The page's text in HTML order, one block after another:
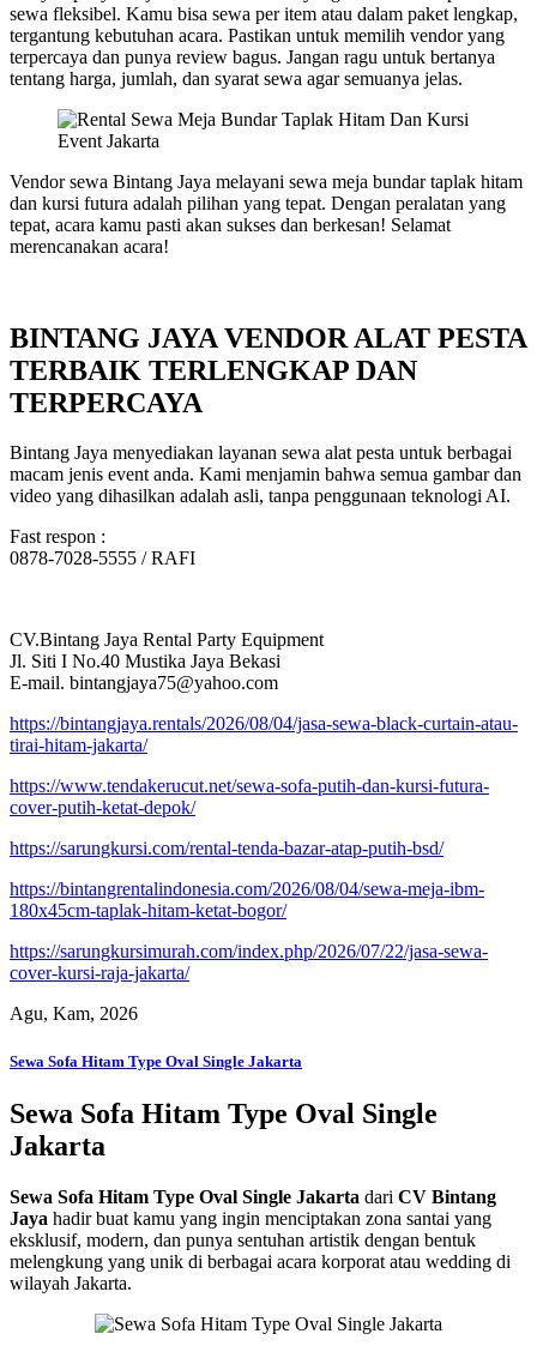
sewa fleksibel. Kamu bisa sewa per item atau dalam paket lengkap,
tergantung kebutuhan acara. Pastikan untuk memilih vendor yang
terpercaya dan punya review bagus. Jangan ragu untuk bertanya
tentang harga, jumlah, dan syarat sewa agar semuanya jelas.
Vendor sewa Bintang Jaya melayani sewa meja bundar taplak hitam
dan kursi futura adalah pilihan yang tepat. Dengan peralatan yang
tepat, acara kamu pasti akan sukses dan berkesan! Selamat
merencanakan acara!
BINTANG JAYA VENDOR ALAT PESTA
TERBAIK TERLENGKAP DAN
TERPERCAYA
Bintang Jaya menyediakan layanan sewa alat pesta untuk berbagai
macam jenis event anda. Kami menjamin bahwa semua gambar dan
video yang dihasilkan adalah asli, tanpa penggunaan teknologi AI.
Fast respon :
0878-7028-5555 / RAFI
CV.Bintang Jaya Rental Party Equipment
Jl. Siti I No.40 Mustika Jaya Bekasi
E-mail. bintangjaya75@yahoo.com
https://bintangjaya.rentals/2026/08/04/jasa-sewa-black-curtain-atau-
tirai-hitam-jakarta/
https://www.tendakerucut.net/sewa-sofa-putih-dan-kursi-futura-
cover-putih-ketat-depok/
https://sarungkursi.com/rental-tenda-bazar-atap-putih-bsd/
https://bintangrentalindonesia.com/2026/08/04/sewa-meja-ibm-
180x45cm-taplak-hitam-ketat-bogor/
https://sarungkursimurah.com/index.php/2026/07/22/jasa-sewa-
cover-kursi-raja-jakarta/
Agu, Kam, 2026
Sewa Sofa Hitam Type Oval Single Jakarta
Sewa Sofa Hitam Type Oval Single
Jakarta
Sewa Sofa Hitam Type Oval Single Jakarta dari CV Bintang
Jaya hadir buat kamu yang ingin menciptakan zona santai yang
eksklusif, modern, dan punya sentuhan artistik dengan bentuk
melengkung yang unik di berbagai acara korporat atau wedding di
wilayah Jakarta.